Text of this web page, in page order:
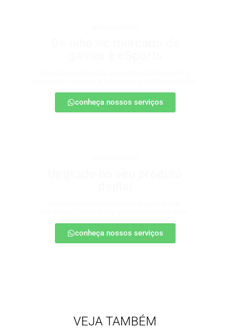
conheça nossos serviços
conheça nossos serviços
VEJA TAMBÉM